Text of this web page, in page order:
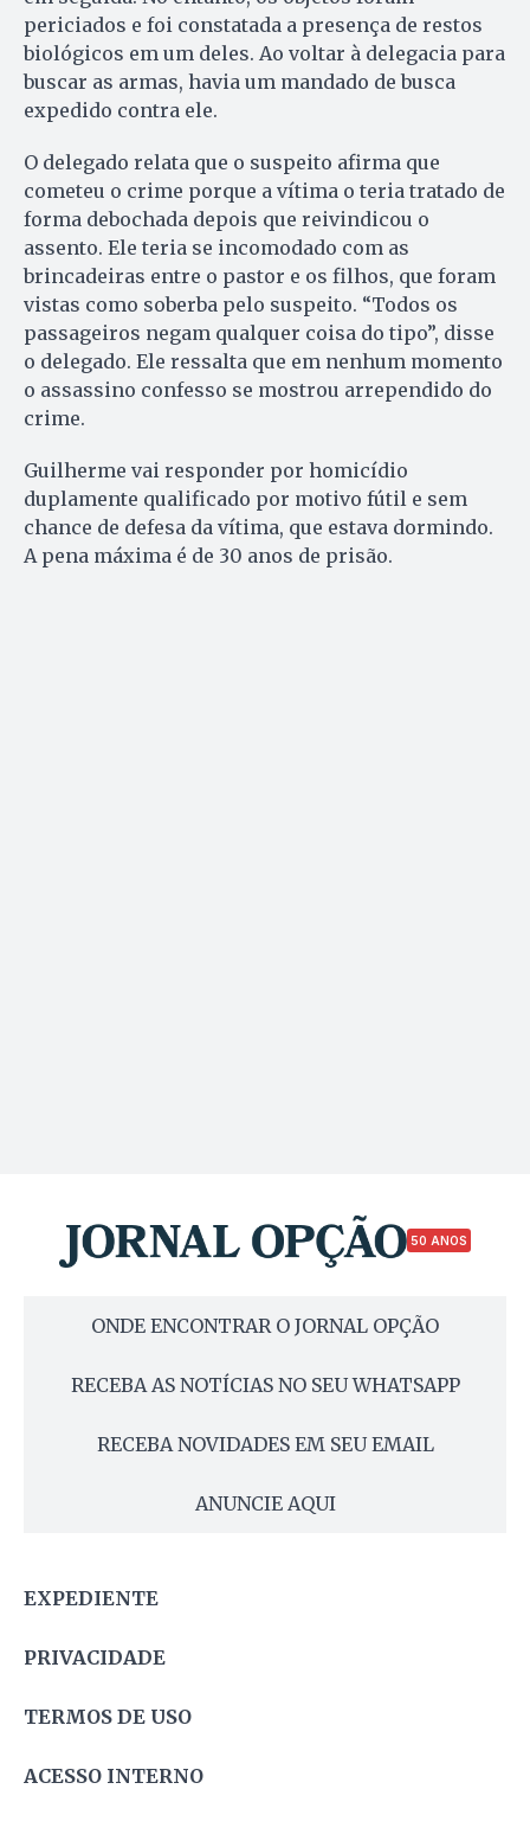
periciados e foi constatada a presença de restos
biológicos em um deles. Ao voltar à delegacia para
buscar as armas, havia um mandado de busca
expedido contra ele.
O delegado relata que o suspeito afirma que
cometeu o crime porque a vítima o teria tratado de
forma debochada depois que reivindicou o
assento. Ele teria se incomodado com as
brincadeiras entre o pastor e os filhos, que foram
vistas como soberba pelo suspeito. “Todos os
passageiros negam qualquer coisa do tipo”, disse
o delegado. Ele ressalta que em nenhum momento
o assassino confesso se mostrou arrependido do
crime.
Guilherme vai responder por homicídio
duplamente qualificado por motivo fútil e sem
chance de defesa da vítima, que estava dormindo.
A pena máxima é de 30 anos de prisão.
50 ANOS
ONDE ENCONTRAR O JORNAL OPÇÃO
RECEBA AS NOTÍCIAS NO SEU WHATSAPP
RECEBA NOVIDADES EM SEU EMAIL
ANUNCIE AQUI
EXPEDIENTE
PRIVACIDADE
TERMOS DE USO
ACESSO INTERNO